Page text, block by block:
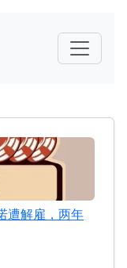
遭解雇，两年